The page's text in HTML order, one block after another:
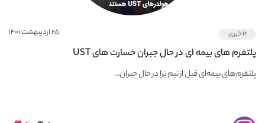
#خبری ۲۵ اردیبهشت ۱۴۰۱
پلتفرم های بیمه ای در حال جبران خسارت های UST
پلتفرم‌های بیمه‌ای قبل از تیم تِرا در حال جبران...